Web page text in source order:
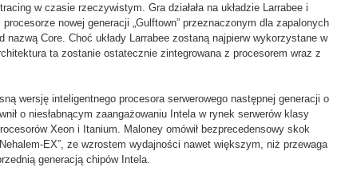
w czasie rzeczywistym. Gra działała na układzie Larrabee i
nowej generacji „Gulftown” przeznaczonym dla zapalonych
Core. Choć układy Larrabee zostaną najpierw wykorzystane w
ta zostanie ostatecznie zintegrowana z procesorem wraz z
wersję inteligentnego procesora serwerowego następnej generacji o
o niesłabnącym zaangażowaniu Intela w rynek serwerów klasy
Xeon i Itanium. Maloney omówił bezprecedensowy skok
EX”, ze wzrostem wydajności nawet większym, niż przewaga
generacją chipów Intela.